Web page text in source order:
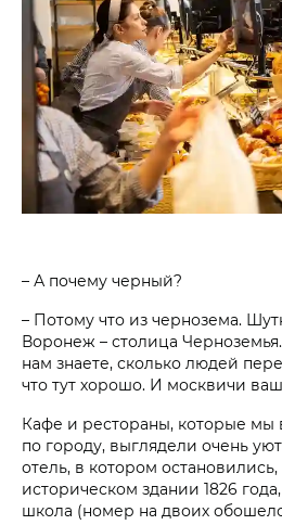
– А почему черный?
– Потому что из чернозема.
Воронеж – столица
нам знаете, сколько людей
что тут хорошо. И москвичи
Кафе и рестораны, которые мы
по городу, выглядели очень
отель, в котором остановились,
историческом здании 1826
школа (номер на двоих